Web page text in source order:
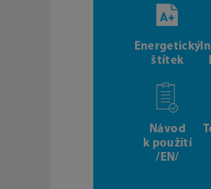
Energetický
štítek
Návod
k použití
/EN/